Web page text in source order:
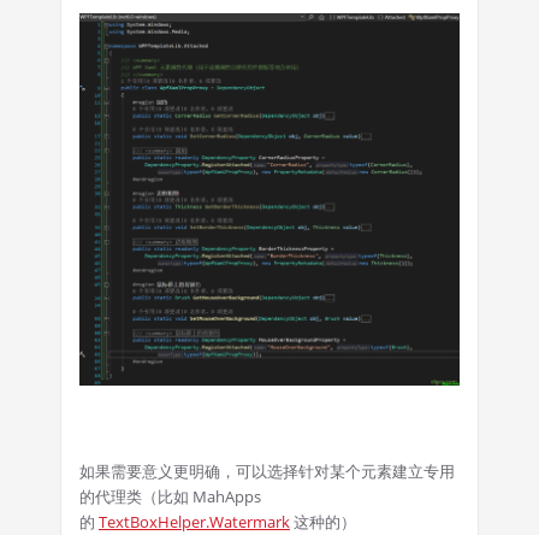
如果需要意义更明确，可以选择针对某个元素建立专用
的代理类（比如 MahApps
的 TextBoxHelper.Watermark这种的）